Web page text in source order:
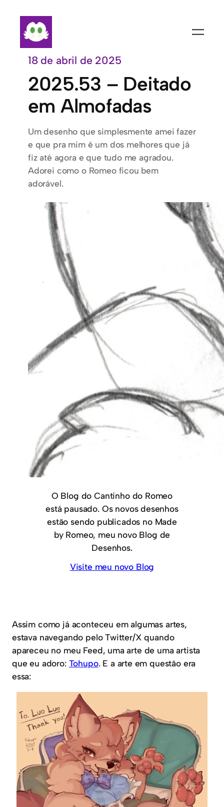
conteúdo
18 de abril de 2025
2025.53 – Deitado
em Almofadas
Um desenho que simplesmente amei fazer
e que pra mim é um dos melhores que já
fiz até agora e que tudo me agradou.
Adorei como o Romeo ficou bem
adorável.
O Blog do Cantinho do Romeo
está pausado. Os novos desenhos
estão sendo publicados no Made
by Romeo, meu novo Blog de
Desenhos.
Visite meu novo Blog
Assim como já aconteceu em algumas artes,
estava navegando pelo Twitter/X quando
apareceu no meu Feed, uma arte de uma artista
que eu adoro: Tohupo. E a arte em questão era
essa: